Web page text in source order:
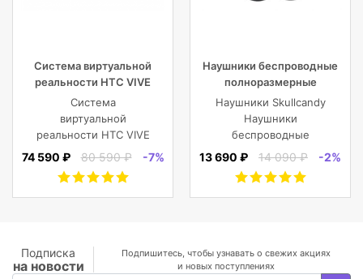
Система виртуальной
реальности HTC VIVE
Cosmos
Система
виртуальной
реальности HTC VIVE
Cosmos
74 590 ₽ 80 590 ₽ -7%
Наушники беспроводные
полноразмерные
Skullcandy CRUSHER EVO
WIRELESS OVER-EAR,
черные
Наушники Skullcandy
Наушники
беспроводные
полноразмерные
WIRELESS OVER-EAR,
черные
13 690 ₽ 14 090 ₽ -2%
Подписка
на новости
Подпишитесь, чтобы узнавать о свежих акциях
и новых поступлениях